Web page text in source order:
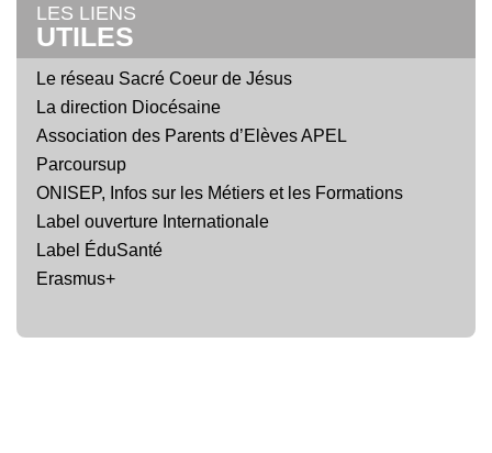
LES LIENS
UTILES
Le réseau Sacré Coeur de Jésus
La direction Diocésaine
Association des Parents d’Elèves APEL
Parcoursup
ONISEP, Infos sur les Métiers et les Formations
Label ouverture Internationale
Label ÉduSanté
Erasmus+